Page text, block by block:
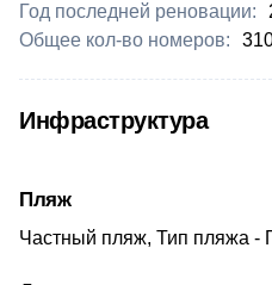
Год последней реновации:
Общее кол-во номеров:
Инфраструктура
Пляж
Частный пляж, Тип пляжа -